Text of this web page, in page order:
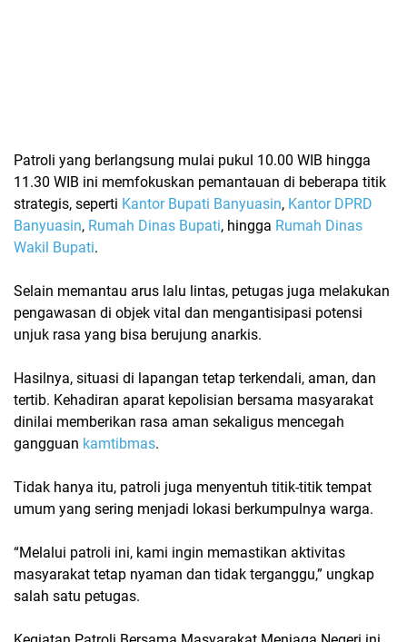
Patroli yang berlangsung mulai pukul 10.00 WIB hingga
11.30 WIB ini memfokuskan pemantauan di beberapa titik
strategis, seperti Kantor Bupati Banyuasin, Kantor DPRD
Banyuasin, Rumah Dinas Bupati, hingga Rumah Dinas
Wakil Bupati.
Selain memantau arus lalu lintas, petugas juga melakukan
pengawasan di objek vital dan mengantisipasi potensi
unjuk rasa yang bisa berujung anarkis.
Hasilnya, situasi di lapangan tetap terkendali, aman, dan
tertib. Kehadiran aparat kepolisian bersama masyarakat
dinilai memberikan rasa aman sekaligus mencegah
gangguan kamtibmas.
Tidak hanya itu, patroli juga menyentuh titik-titik tempat
umum yang sering menjadi lokasi berkumpulnya warga.
“Melalui patroli ini, kami ingin memastikan aktivitas
masyarakat tetap nyaman dan tidak terganggu,” ungkap
salah satu petugas.